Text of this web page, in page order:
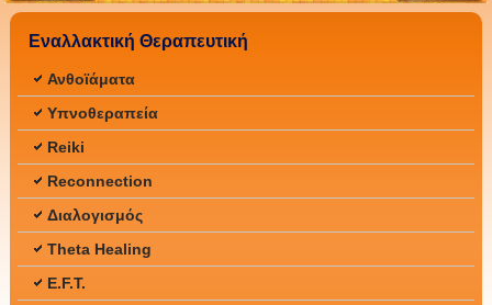
Εναλλακτική Θεραπευτική
Ανθοϊάματα
Υπνοθεραπεία
Reiki
Reconnection
Διαλογισμός
Theta Healing
E.F.T.